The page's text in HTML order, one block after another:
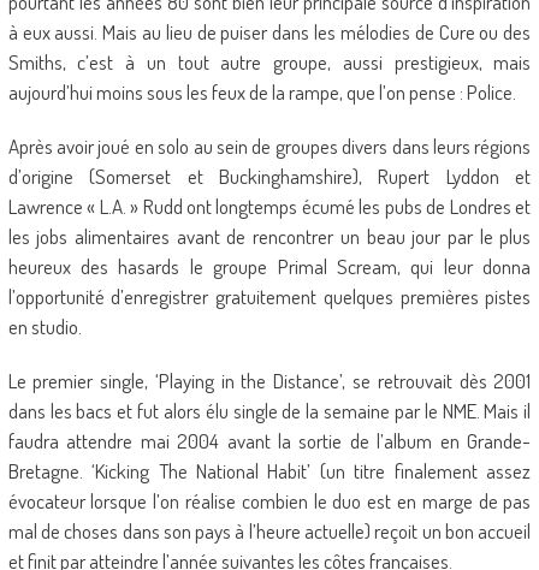
à eux aussi. Mais au lieu de puiser dans les mélodies de Cure ou des
Smiths, c’est à un tout autre groupe, aussi prestigieux, mais
aujourd’hui moins sous les feux de la rampe, que l’on pense : Police.
Après avoir joué en solo au sein de groupes divers dans leurs régions
d’origine (Somerset et Buckinghamshire), Rupert Lyddon et
Lawrence « L.A. » Rudd ont longtemps écumé les pubs de Londres et
les jobs alimentaires avant de rencontrer un beau jour par le plus
heureux des hasards le groupe Primal Scream, qui leur donna
l’opportunité d’enregistrer gratuitement quelques premières pistes
en studio.
Le premier single, ‘Playing in the Distance’, se retrouvait dès 2001
dans les bacs et fut alors élu single de la semaine par le NME. Mais il
faudra attendre mai 2004 avant la sortie de l’album en Grande-
Bretagne. ‘Kicking The National Habit’ (un titre finalement assez
évocateur lorsque l’on réalise combien le duo est en marge de pas
mal de choses dans son pays à l’heure actuelle) reçoit un bon accueil
et finit par atteindre l’année suivantes les côtes françaises.